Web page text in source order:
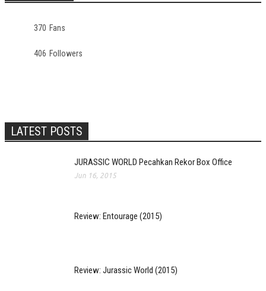
370 Fans
406 Followers
LATEST POSTS
JURASSIC WORLD Pecahkan Rekor Box Office
Jun 16, 2015
Review: Entourage (2015)
Review: Jurassic World (2015)